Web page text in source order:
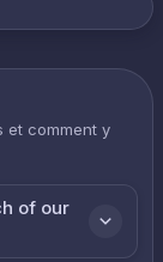
et comment y
of our